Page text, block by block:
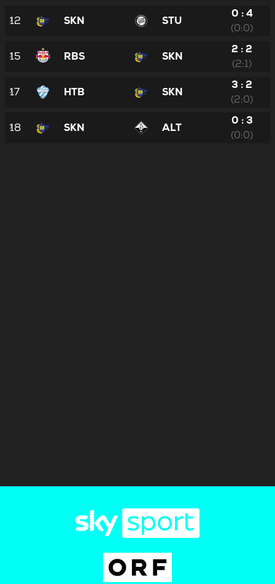
12 SKN STU
0 : 4
(0:0)
15 RBS SKN
2 : 2
(2:1)
17 HTB SKN
3 : 2
(2:0)
18 SKN ALT
0 : 3
(0:0)